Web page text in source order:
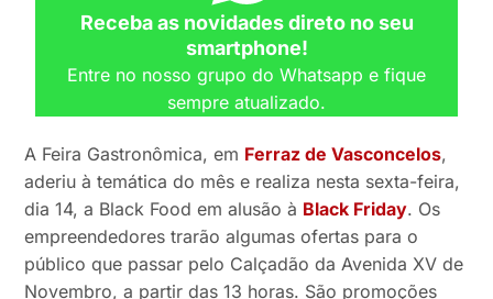
Receba as novidades direto no seu
smartphone!
Entre no nosso grupo do Whatsapp e fique
sempre atualizado.
A Feira Gastronômica, em Ferraz de Vasconcelos,
aderiu à temática do mês e realiza nesta sexta-feira,
dia 14, a Black Food em alusão à Black Friday. Os
empreendedores trarão algumas ofertas para o
público que passar pelo Calçadão da Avenida XV de
Novembro, a partir das 13 horas. São promoções